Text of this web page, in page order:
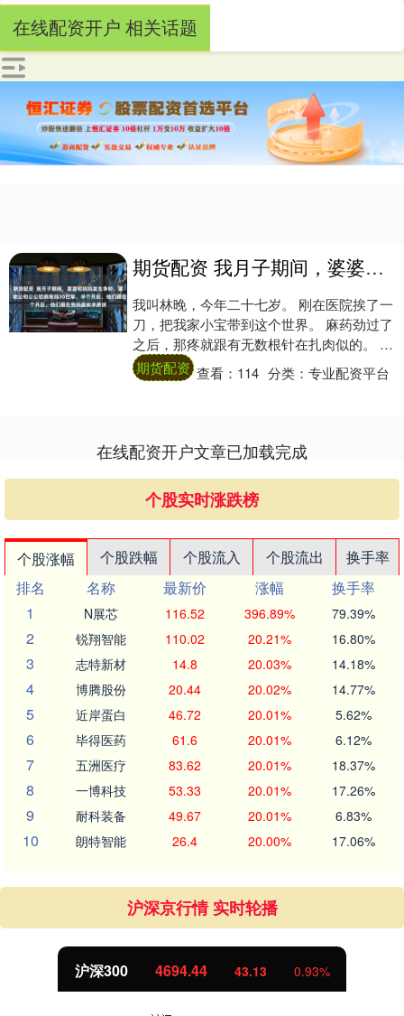
在线配资开户 相关话题
期货配资 我月子期间，婆婆和妈妈发生争吵，婆婆吞了6瓶钙片，老公和公公怒扇我妈30巴掌，半个月后，他们跪在我妈面前求原谅
我叫林晚，今年二十七岁。 刚在医院挨了一
刀，把我家小宝带到这个世界。 麻药劲过了
之后，那疼就跟有无数根针在扎肉似的。 每
动一下，都能疼出一身冷汗。 可比起身体
的....
期货配资 查看： 114 分类：专业配资平台
在线配资开户文章已加载完成
个股实时涨跌榜
个股涨幅 个股跌幅 个股流入 个股流出
换手率
排名
名称 最新价 涨幅
换手率
1
N展芯 116.52 396.89% 79.39%
2 锐翔智能 110.02 20.21% 16.80%
3 志特新材 14.8 20.03% 14.18%
4 博腾股份 20.44 20.02% 14.77%
5 近岸蛋白 46.72 20.01% 5.62%
6 毕得医药 61.6 20.01% 6.12%
7 五洲医疗 83.62 20.01% 18.37%
8 一博科技 53.33 20.01% 17.26%
9 耐科装备 49.67 20.01% 6.83%
10 朗特智能 26.4 20.00% 17.06%
沪深京行情 实时轮播
沪深300 4694.44 43.13 0.93%